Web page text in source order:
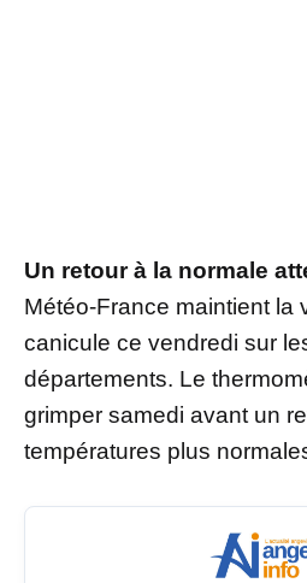
Un retour à la normale
Météo-France maintient la
canicule ce vendredi sur
départements. Le
grimper samedi avant un
températures plus